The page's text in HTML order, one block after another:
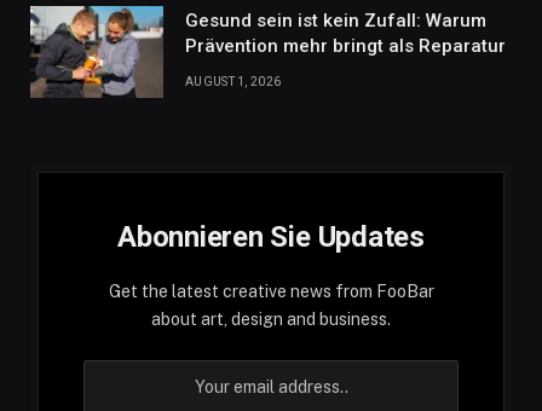
Gesund sein ist kein Zufall: Warum
Prävention mehr bringt als Reparatur
AUGUST 1, 2026
Abonnieren Sie Updates
Get the latest creative news from FooBar
about art, design and business.